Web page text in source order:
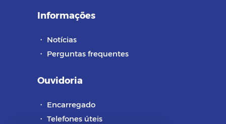
Informações
・ Notícias
・ Perguntas frequentes
Ouvidoria
・ Encarregado
・ Telefones úteis